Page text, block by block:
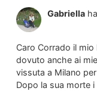
Gabriella
Caro Corrado il
dovuto anche ai
vissuta a Milano
Dopo la sua morte